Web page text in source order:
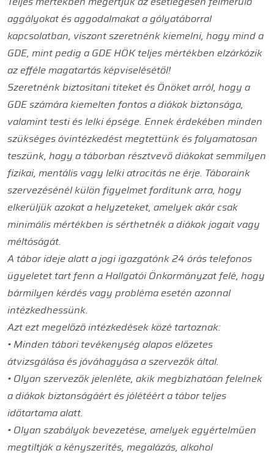
aggályokat és aggodalmakat a gólyatáborral
kapcsolatban, viszont szeretnénk kiemelni, hogy mind a
GDE, mint pedig a GDE HÖK teljes mértékben elzárkózik
az efféle magatartás képviselésétől!
Szeretnénk biztosítani titeket és Önöket arról, hogy a
GDE számára kiemelten fontos a diákok biztonsága,
valamint testi és lelki épsége. Ennek érdekében minden
szükséges óvintézkedést megtettünk és folyamatosan
teszünk, hogy a táborban résztvevő diákokat semmilyen
fizikai, mentális vagy lelki atrocitás ne érje. Táboraink
szervezésénél külön figyelmet fordítunk arra, hogy
elkerüljük azokat a helyzeteket, amelyek akár csak
minimális mértékben is sérthetnék a diákok jogait vagy
méltóságát.
A tábor ideje alatt a jogi igazgatónk 24 órás telefonos
ügyeletet tart fenn a Hallgatói Önkormányzat felé, hogy
bármilyen kérdés vagy probléma esetén azonnal
intézkedhessünk.
Azt ezt megelőző intézkedések közé tartoznak:
• Minden tábori tevékenység alapos előzetes
átvizsgálása és jóváhagyása a szervezők által.
• Olyan szervezők jelenléte, akik megbízhatóan felelnek
a diákok biztonságáért és jólétéért a tábor teljes
időtartama alatt.
• Olyan szabályok bevezetése, amelyek egyértelműen
megtiltják a kényszerítés, megalázás, alkohol